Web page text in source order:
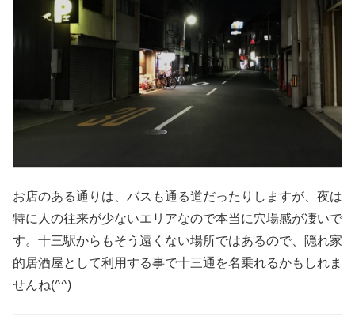
お店のある通りは、バスも通る道だったりしますが、夜は
特に人の往来が少ないエリアなので本当に穴場感が凄いで
す。十三駅からもそう遠くない場所ではあるので、隠れ家
的居酒屋として利用する事で十三通を名乗れるかもしれま
せんね(^^)